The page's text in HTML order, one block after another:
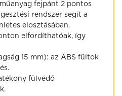
fejpánt 2 pontos
rendszer segít a
elosztásában.
elfordíthatóak, így
15 mm): az ABS fültok
fülvédő